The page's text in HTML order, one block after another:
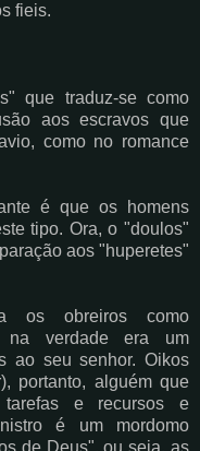
fieis.
que traduz-se como
aos escravos que
como no romance
é que os homens
tipo. Ora, o "doulos"
aos "huperetes"
os obreiros como
na verdadeera um
ao seu senhor. Oikos
portanto, alguém que
tarefas e recursos e
é um mordomo